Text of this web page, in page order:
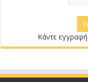
Κάντε